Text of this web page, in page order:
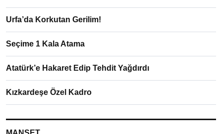
Urfa’da Korkutan Gerilim!
Seçime 1 Kala Atama
Atatürk’e Hakaret Edip Tehdit Yağdırdı
Kızkardeşe Özel Kadro